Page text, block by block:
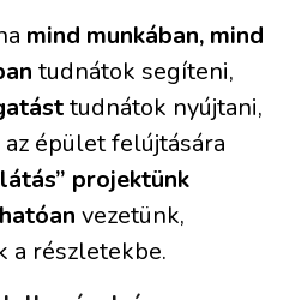
mind munkában, mind
tudnátok segíteni,
tudnátok nyújtani,
épület felújtására
projektünk
vezetünk,
a részletekbe.